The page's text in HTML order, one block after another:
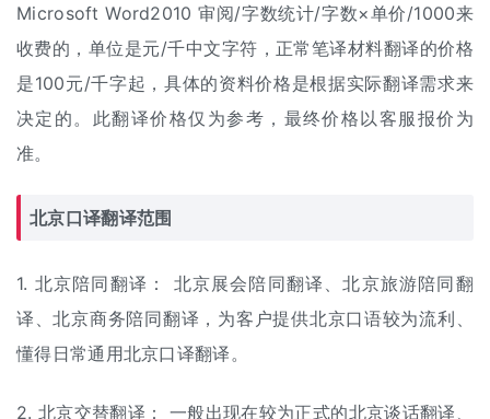
Microsoft Word2010 审阅/字数统计/字数×单价/1000来
收费的，单位是元/千中文字符，正常笔译材料翻译的价格
是100元/千字起，具体的资料价格是根据实际翻译需求来
决定的。此翻译价格仅为参考，最终价格以客服报价为
准。
北京口译翻译范围
1. 北京陪同翻译： 北京展会陪同翻译、北京旅游陪同翻
译、北京商务陪同翻译，为客户提供北京口语较为流利、
懂得日常通用北京口译翻译。
2. 北京交替翻译 ： 一般出现在较为正式的北京谈话翻译、